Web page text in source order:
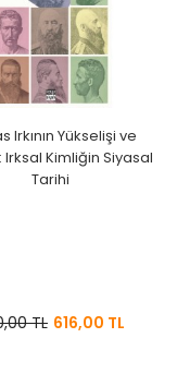
Irkının Yükselişi ve
Irksal Kimliğin Siyasal
Tarihi
TL 616,00 TL